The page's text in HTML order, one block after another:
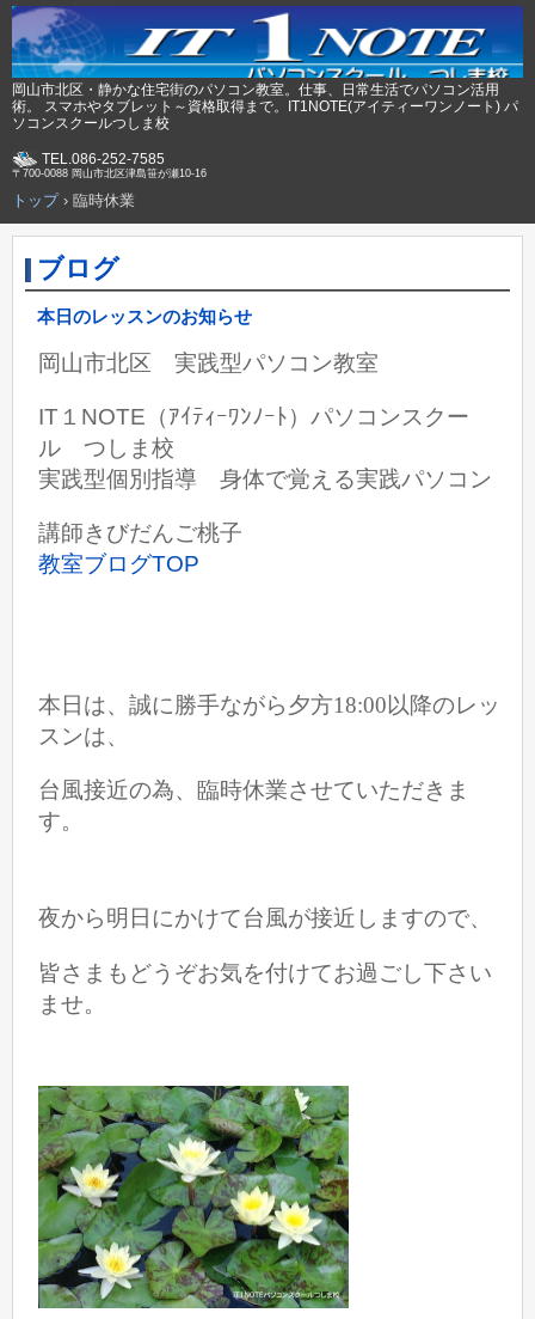
岡山市北区・静かな住宅街のパソコン教室。仕事、日常生活でパソコン活用
術。 スマホやタブレット～資格取得まで。IT1NOTE(アイティーワンノート) パ
ソコンスクールつしま校
TEL.086-252-7585
〒700-0088 岡山市北区津島笹が瀬10-16
トップ› 臨時休業
ブログ
本日のレッスンのお知らせ
岡山市北区 実践型パソコン教室
IT１NOTE（ｱｲﾃｨｰﾜﾝﾉｰﾄ）パソコンスクー
ル つしま校
実践型個別指導 身体で覚える実践パソコン
講師きびだんご桃子
教室ブログTOP
本日は、誠に勝手ながら夕方18:00以降のレッ
スンは、
台風接近の為、臨時休業させていただきま
す。
夜から明日にかけて台風が接近しますので、
皆さまもどうぞお気を付けてお過ごし下さい
ませ。